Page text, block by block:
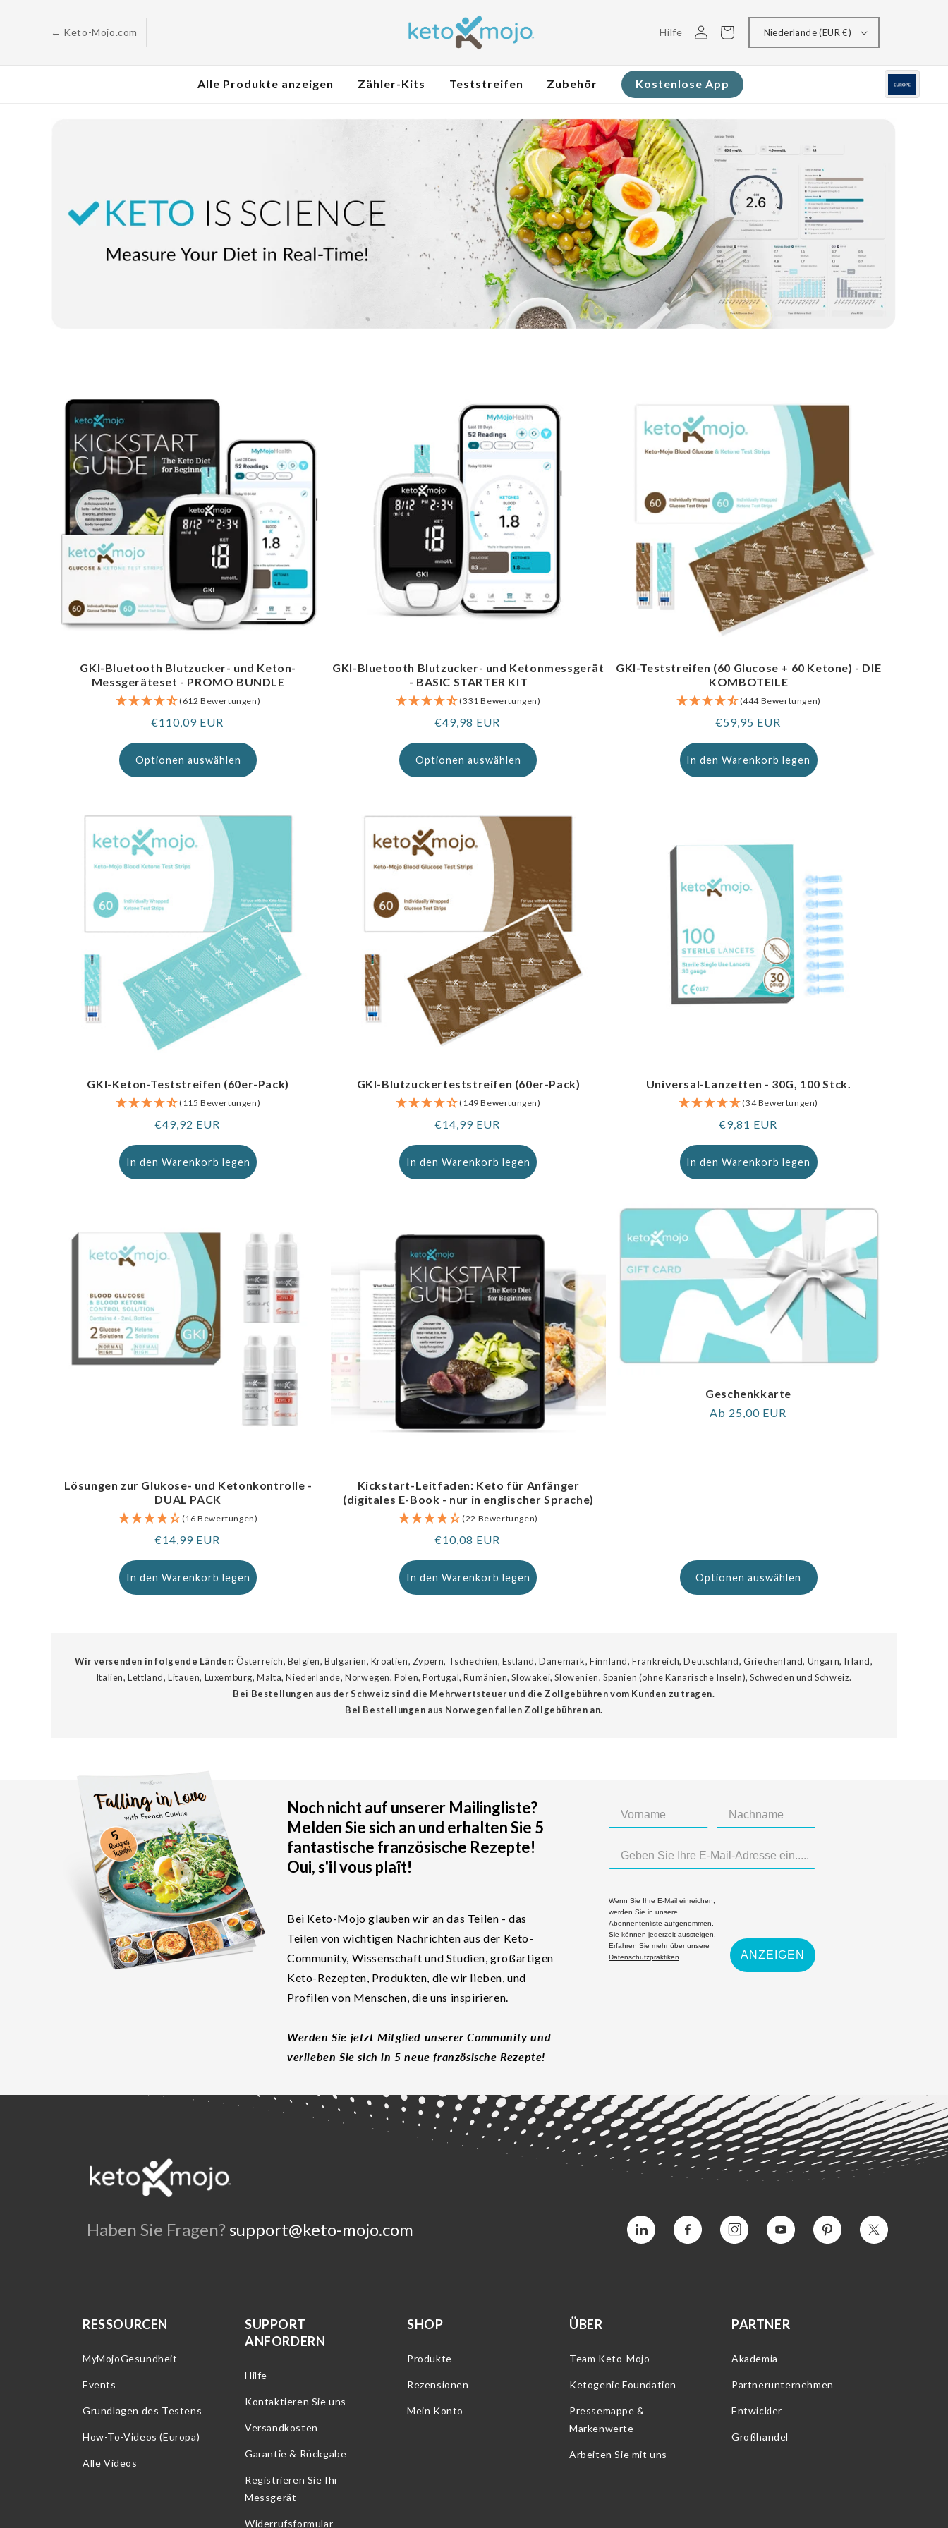
springen← Keto-Mojo.com HilfeEinloggenWarenkorb Niederlande (EUR €)
Alle Produkte anzeigen Zähler-Kits Teststreifen Zubehör Kostenlose App
GKI-Bluetooth Blutzucker- und Keton-
Messgeräteset - PROMO BUNDLE
(612 Bewertungen)
Regulärer
€110,09 EUR
Optionen auswählen
GKI-Bluetooth Blutzucker- und Ketonmessgerät
- BASIC STARTER KIT
(331 Bewertungen)
Regulärer
€49,98 EUR
Optionen auswählen
GKI-Teststreifen (60 Glucose + 60 Ketone) - DIE
KOMBOTEILE
(444 Bewertungen)
Regulärer
€59,95 EUR
In den Warenkorb legen
GKI-Keton-Teststreifen (60er-Pack)
(115 Bewertungen)
Regulärer
€49,92 EUR
In den Warenkorb legen
GKI-Blutzuckerteststreifen (60er-Pack)
(149 Bewertungen)
Regulärer
€14,99 EUR
In den Warenkorb legen
Universal-Lanzetten - 30G, 100 Stck.
(34 Bewertungen)
Regulärer
€9,81 EUR
In den Warenkorb legen
Lösungen zur Glukose- und Ketonkontrolle -
DUAL PACK
(16 Bewertungen)
Regulärer
€14,99 EUR
In den Warenkorb legen
Kickstart-Leitfaden: Keto für Anfänger
(digitales E-Book - nur in englischer Sprache)
(22 Bewertungen)
Regulärer
€10,08 EUR
In den Warenkorb legen
Geschenkkarte
Regulärer
Ab 25,00 EUR
Optionen auswählen
Wir versenden in folgende Länder: Österreich, Belgien, Bulgarien, Kroatien, Zypern, Tschechien, Estland, Dänemark, Finnland, Frankreich, Deutschland, Griechenland, Ungarn, Irland,
Italien, Lettland, Litauen, Luxemburg, Malta, Niederlande, Norwegen, Polen, Portugal, Rumänien, Slowakei, Slowenien, Spanien (ohne Kanarische Inseln), Schweden und Schweiz.
Bei Bestellungen aus der Schweiz sind die Mehrwertsteuer und die Zollgebühren vom Kunden zu tragen.
Bei Bestellungen aus Norwegen fallen Zollgebühren an.
Noch nicht auf unserer Mailingliste?
Melden Sie sich an und erhalten Sie 5
fantastische französische Rezepte!
Oui, s'il vous plaît!
Bei Keto-Mojo glauben wir an das Teilen - das
Teilen von wichtigen Nachrichten aus der Keto-
Community, Wissenschaft und Studien, großartigen
Keto-Rezepten, Produkten, die wir lieben, und
Profilen von Menschen, die uns inspirieren.
Werden Sie jetzt Mitglied unserer Community und
verlieben Sie sich in 5 neue französische Rezepte!
Wenn Sie Ihre E-Mail einreichen,
werden Sie in unsere
Abonnentenliste aufgenommen.
Sie können jederzeit aussteigen.
Erfahren Sie mehr über unsere
Datenschutzpraktiken. ANZEIGEN
Haben Sie Fragen? support@keto-mojo.com Vimeo Facebook InstagramYouTube InteresseTwitter
RESSOURCEN
MyMojoGesundheit
Events
Grundlagen des Testens
How-To-Videos (Europa)
Alle Videos
SUPPORT
ANFORDERN
Hilfe
Kontaktieren Sie uns
Versandkosten
Garantie & Rückgabe
Registrieren Sie Ihr
Messgerät
Widerrufsformular
SHOP
Produkte
Rezensionen
Mein Konto
ÜBER
Team Keto-Mojo
Ketogenic Foundation
Pressemappe &
Markenwerte
Arbeiten Sie mit uns
PARTNER
Akademia
Partnerunternehmen
Entwickler
Großhandel